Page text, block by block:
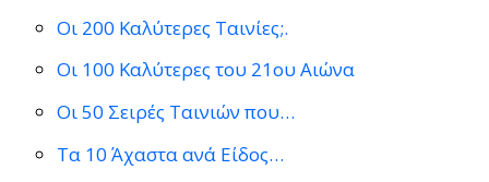
Οι 200 Καλύτερες Ταινίες;.
Οι 100 Καλύτερες του 21ου Αιώνα
Οι 50 Σειρές Ταινιών που…
Τα 10 Άχαστα ανά Είδος…